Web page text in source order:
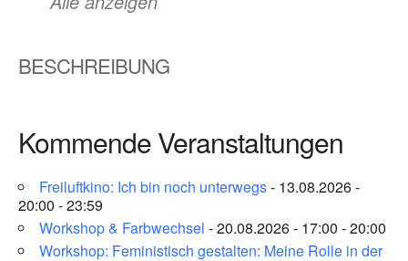
BESCHREIBUNG
Kommende Veranstaltungen
Freiluftkino: Ich bin noch unterwegs- 13.08.2026 -
20:00 - 23:59
Workshop & Farbwechsel - 20.08.2026 - 17:00 - 20:00
Workshop: Feministisch gestalten: Meine Rolle in der